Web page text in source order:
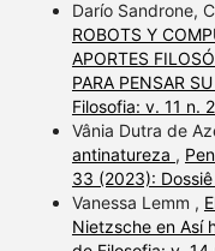
Darío Sandrone,
ROBOTS Y
APORTES
PARA PENSAR
Filosofia: v. 11 n.
Vânia Dutra de
antinatureza ,
33 (2023):
Vanessa Lemm ,
Nietzsche en Así